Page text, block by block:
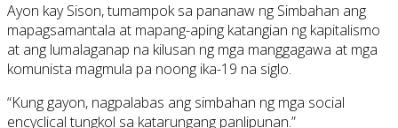
Ayon kay Sison, tumampok sa pananaw ng Simbahan ang
mapagsamantala at mapang-aping katangian ng kapitalismo
at ang lumalaganap na kilusan ng mga manggagawa at mga
komunista magmula pa noong ika-19 na siglo.
“Kung gayon, nagpalabas ang simbahan ng mga social
encyclical tungkol sa katarungang panlipunan.”